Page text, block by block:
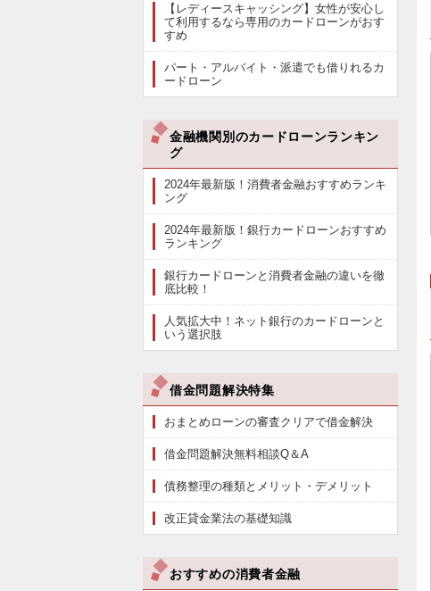
【レディースキャッシング】女性が安心し
て利用するなら専用のカードローンがおす
すめ
パート・アルバイト・派遣でも借りれるカ
ードローン
金融機関別のカードローンランキン
グ
2024年最新版！消費者金融おすすめランキ
ング
2024年最新版！銀行カードローンおすすめ
ランキング
銀行カードローンと消費者金融の違いを徹
底比較！
人気拡大中！ネット銀行のカードローンと
いう選択肢
借金問題解決特集
おまとめローンの審査クリアで借金解決
借金問題解決無料相談Q＆A
債務整理の種類とメリット・デメリット
改正貸金業法の基礎知識
おすすめの消費者金融